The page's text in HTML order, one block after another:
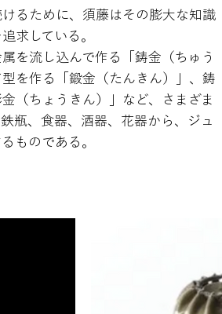
るために、須藤はその膨大な知識
求している。
を流し込んで作る「鋳金（ちゅう
を作る「鍛金（たんきん）」、鋳
（ちょうきん）」など、さまざま
瓶、食器、酒器、花器から、ジュ
ものである。